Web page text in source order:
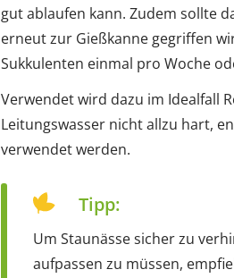
gut ablaufen kann. Zudem sollte
erneut zur Gießkanne gegriffen
Sukkulenten einmal pro Woche
Verwendet wird dazu im Idealfall
Leitungswasser nicht allzu hart,
verwendet werden.
Tipp:
Um Staunässe sicher zu
aufpassen zu müssen,